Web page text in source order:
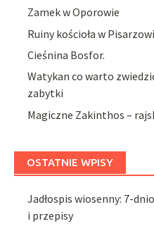
Zamek w Oporowie
Ruiny kościoła w
Cieśnina Bosfor.
Watykan co warto
zabytki
Magiczne Zakinthos –
OSTATNIE WPISY
Jadłospis wiosenny: 7-
i przepisy